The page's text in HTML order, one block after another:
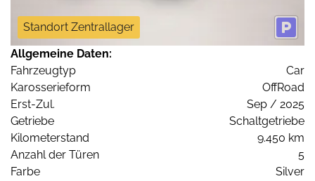
Standort Zentrallager
Allgemeine Daten:
Fahrzeugtyp
Car
Karosserieform
OffRoad
Erst-Zul.
Sep / 2025
Getriebe
Schaltgetriebe
Kilometerstand
9.450 km
Anzahl der Türen
5
Farbe
Silver